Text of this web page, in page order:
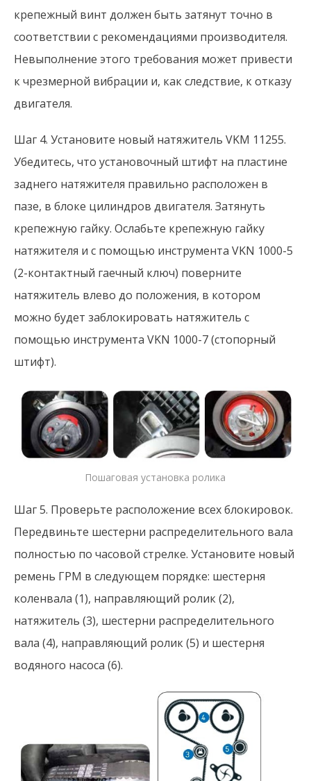
крепежный винт должен быть затянут точно в
соответствии с рекомендациями производителя.
Невыполнение этого требования может привести
к чрезмерной вибрации и, как следствие, к отказу
двигателя.
Шаг 4. Установите новый натяжитель VKM 11255.
Убедитесь, что установочный штифт на пластине
заднего натяжителя правильно расположен в
пазе, в блоке цилиндров двигателя. Затянуть
крепежную гайку. Ослабьте крепежную гайку
натяжителя и с помощью инструмента VKN 1000-5
(2-контактный гаечный ключ) поверните
натяжитель влево до положения, в котором
можно будет заблокировать натяжитель с
помощью инструмента VKN 1000-7 (стопорный
штифт).
Пошаговая установка ролика
Шаг 5. Проверьте расположение всех блокировок.
Передвиньте шестерни распределительного вала
полностью по часовой стрелке. Установите новый
ремень ГРМ в следующем порядке: шестерня
коленвала (1), направляющий ролик (2),
натяжитель (3), шестерни распределительного
вала (4), направляющий ролик (5) и шестерня
водяного насоса (6).